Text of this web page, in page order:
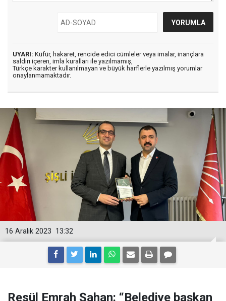
UYARI: Küfür, hakaret, rencide edici cümleler veya imalar, inançlara
saldırı içeren, imla kuralları ile yazılmamış,
Türkçe karakter kullanılmayan ve büyük harflerle yazılmış yorumlar
onaylanmamaktadır.
13:32
16 Aralık 2023
Resül Emrah Şahan: “Belediye başkan